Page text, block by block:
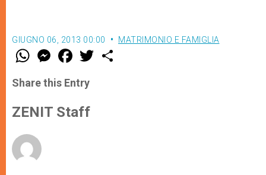
GIUGNO 06, 2013 00:00 MATRIMONIO E FAMIGLIA
W
t
s
p
p
M
e
s
e
g
e
F
a
e
b
o
k
w
Share this Entry
ZENIT Staff